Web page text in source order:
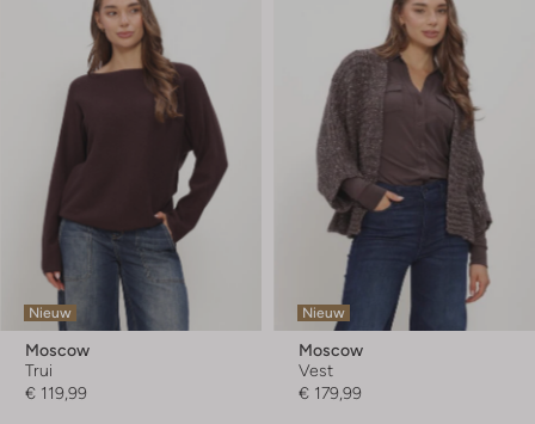
Nieuw
Moscow
Trui
€ 119,99
Nieuw
Moscow
Vest
€ 179,99